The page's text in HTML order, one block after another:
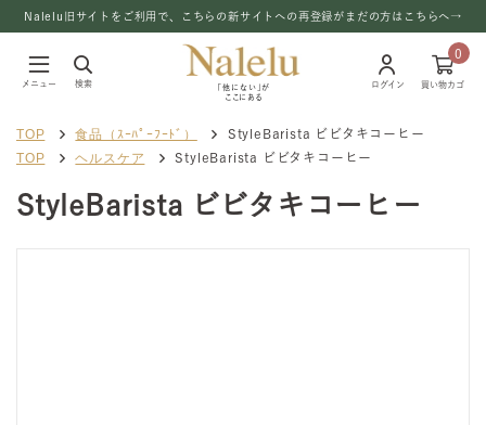
Nalelu旧サイトをご利用で、こちらの新サイトへの再登録がまだの方はこちらへ→
メニュー 検索
「他にない」が
ここにある
ログイン
0
買い物カゴ
TOP 食品（ｽｰﾊﾟｰﾌｰﾄﾞ） StyleBarista ビビタキコーヒー
TOP ヘルスケア StyleBarista ビビタキコーヒー
StyleBarista ビビタキコーヒー